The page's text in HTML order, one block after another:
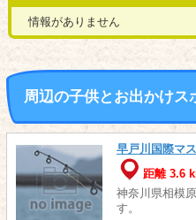
情報がありません
周辺の子供とお出かけス
早戸川国際マ
距離 3.6
神奈川県相模
す。